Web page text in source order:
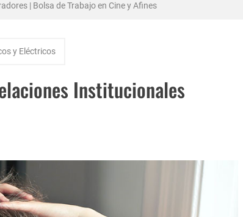
| Bolsa de Trabajo en Cine y Afines
de Trabajo en Cine y Afines
- Referencia Salarial
y Eléctricos
Institucionales